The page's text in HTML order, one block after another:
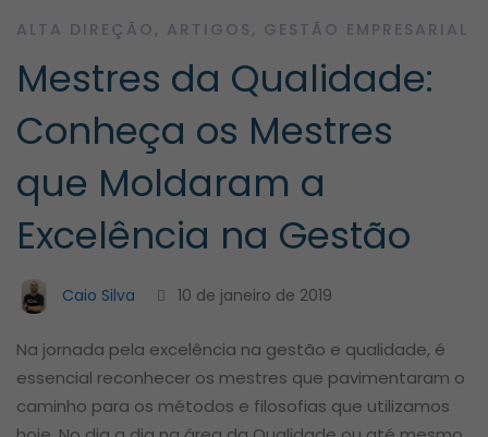
os
Mestres
que
Moldaram
a
Excelência
na
ALTA DIREÇÃO , ARTIGOS , GESTÃO EMPRESARIAL
Mestres da Qualidade:
Conheça os Mestres
que Moldaram a
Excelência na Gestão
Caio Silva 10 de janeiro de 2019
Na jornada pela excelência na gestão e qualidade, é
essencial reconhecer os mestres que pavimentaram o
caminho para os métodos e filosofias que utilizamos